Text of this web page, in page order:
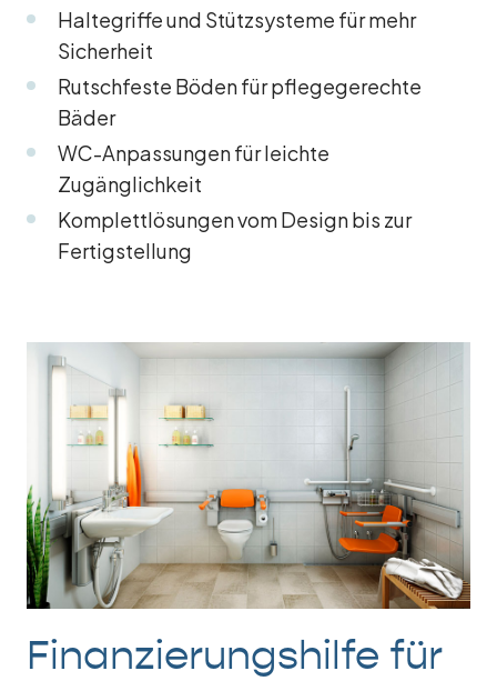
Haltegriffe und Stützsysteme für mehr
Sicherheit
Rutschfeste Böden für pflegegerechte
Bäder
WC-Anpassungen für leichte
Zugänglichkeit
Komplettlösungen vom Design bis zur
Fertigstellung
Finanzierungshilfe für